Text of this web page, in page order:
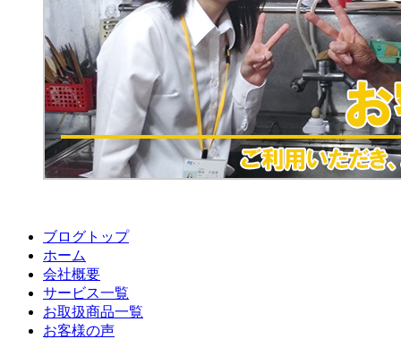
ブログトップ
ホーム
会社概要
サービス一覧
お取扱商品一覧
お客様の声